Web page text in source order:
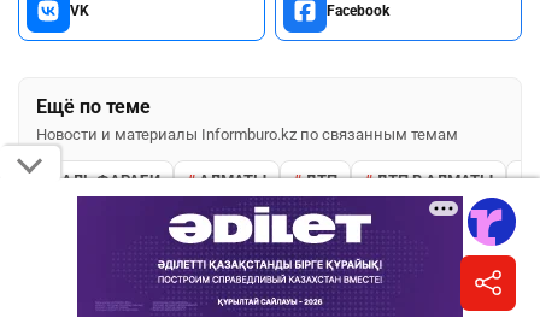
VK Facebook
Ещё по теме
Новости и материалы Informburo.kz по связанным темам
АЛЬ ФАРАБИ АЛМАТЫ ДТП ДТП В АЛМАТЫ
ПОДПИШИТЕСЬ НА НАС
Informburo.kz в Instagram